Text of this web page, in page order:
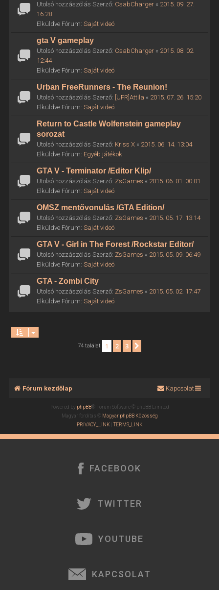
Utolsó hozzászólás Szerző: CsabCharger« 2015. 09. 27.
16:28
Elküldve Fórum: Saját videó
gta V gameplay
Utolsó hozzászólás Szerző: CsabCharger« 2015. 08. 02.
12:44
Elküldve Fórum: Saját videó
Urban FreeRunners - The Reunion!
Utolsó hozzászólás Szerző: [UFR]Attila « 2015. 07. 26. 15:20
Elküldve Fórum: Saját videó
Return to Castle Wolfenstein gameplay
sorozat
Utolsó hozzászólás Szerző: Kriss X« 2015. 06. 14. 13:04
Elküldve Fórum: Egyéb játékok
GTA V - Terminator /Editor Klip/
Utolsó hozzászólás Szerző: ZsGames « 2015. 06. 01. 00:01
Elküldve Fórum: Saját videó
OMSZ mentővonulás /GTA Edition/
Utolsó hozzászólás Szerző: ZsGames « 2015. 05. 17. 13:14
Elküldve Fórum: Saját videó
GTA V - Girl in The Forest /Rockstar Editor/
Utolsó hozzászólás Szerző: ZsGames « 2015. 05. 09. 06:49
Elküldve Fórum: Saját videó
GTA - Zombi City
Utolsó hozzászólás Szerző: ZsGames « 2015. 05. 02. 17:47
Elküldve Fórum: Saját videó
74 találat 1 2 3
Fórum kezdőlap Kapcsolat
Powered by phpBB® Forum Software © phpBB Limited
Magyar fordítás ©
Magyar phpBB Közösség
PRIVACY_LINK| TERMS_LINK
FACEBOOK
TWITTER
YOUTUBE
KAPCSOLAT